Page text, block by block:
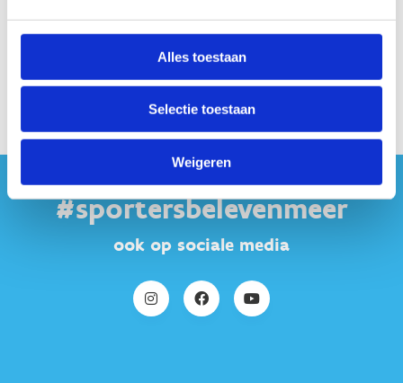
Alles toestaan
Selectie toestaan
Weigeren
#sportersbelevenmeer
ook op sociale media